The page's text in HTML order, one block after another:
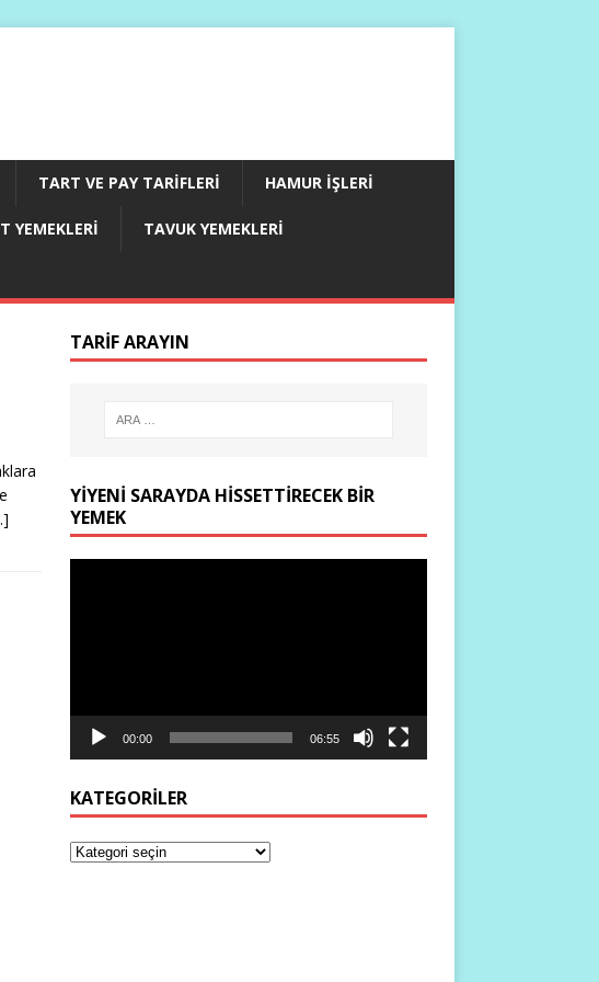
TART VE PAY TARIFLERI HAMUR İŞLERI
YEMEKLERI TAVUK YEMEKLERI
TARIF ARAYIN
YIYENI SARAYDA HISSETTIRECEK BIR
YEMEK
00:00 06:55
KATEGORILER